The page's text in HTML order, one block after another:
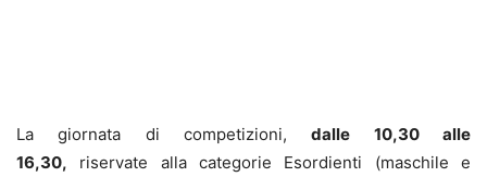
La giornata di competizioni,dalle 10,30 alle
16,30, riservate alla categorie Esordienti (maschile e